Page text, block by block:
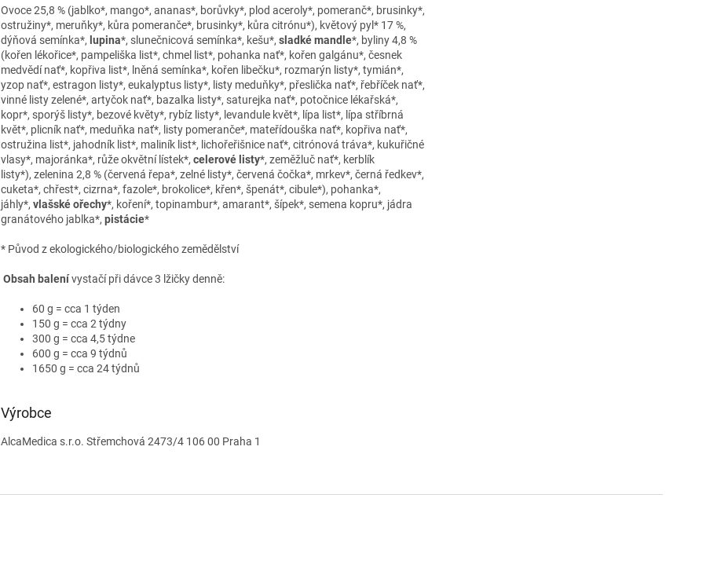
Ovoce 25,8 % (jablko*, mango*, ananas*, borůvky*, plod aceroly*, pomeranč*, brusinky*,
ostružiny*, meruňky*, kůra pomeranče*, brusinky*, kůra citrónu*), květový pyl* 17 %,
dýňová semínka*, lupina*, slunečnicová semínka*, kešu*, sladké mandle*, byliny 4,8 %
(kořen lékořice*, pampeliška list*, chmel list*, pohanka nať*, kořen galgánu*, česnek
medvědí nať*, kopřiva list*, lněná semínka*, kořen libečku*, rozmarýn listy*, tymián*,
yzop nať*, estragon listy*, eukalyptus listy*, listy meduňky*, přeslička nať*, řebříček nať*,
vinné listy zelené*, artyčok nať*, bazalka listy*, saturejka nať*, potočnice lékařská*,
kopr*, sporýš listy*, bezové květy*, rybíz listy*, levandule květ*, lípa list*, lípa stříbrná
květ*, plicník nať*, meduňka nať*, listy pomeranče*, mateřídouška nať*, kopřiva nať*,
ostružina list*, jahodník list*, maliník list*, lichořeřišnice nať*, citrónová tráva*, kukuřičné
vlasy*, majoránka*, růže okvětní lístek*, celerové listy*, zeměžluč nať*, kerblík
listy*), zelenina 2,8 % (červená řepa*, zelné listy*, červená čočka*, mrkev*, černá ředkev*,
cuketa*, chřest*, cizrna*, fazole*, brokolice*, křen*, špenát*, cibule*), pohanka*,
jáhly*, vlašské ořechy*, koření*, topinambur*, amarant*, šípek*, semena kopru*, jádra
granátového jablka*, pistácie*
* Původ z ekologického/biologického zemědělství
Obsah balenívystačí při dávce 3 lžičky denně:
60 g = cca 1 týden
150 g = cca 2 týdny
300 g = cca 4,5 týdne
600 g = cca 9 týdnů
1650 g = cca 24 týdnů
Výrobce
AlcaMedica s.r.o. Střemchová 2473/4 106 00 Praha 1